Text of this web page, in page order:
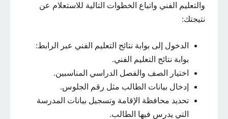
والتعليم الفني واتباع الخطوات التالية للاستعلام عن
نتيجتك:
الدخول إلى بوابة نتائج التعليم الفني عبر الرابط:
بوابة نتائج التعليم الفني.
اختيار الصف والفصل الدراسي المناسبين.
إدخال بيانات الطالب مثل رقم الجلوس.
تحديد محافظة الإقامة وتسجيل بيانات المدرسة
التي يدرس فيها الطالب.